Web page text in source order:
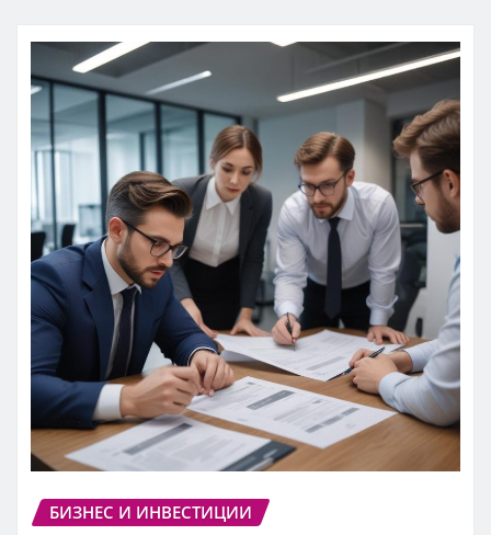
БИЗНЕС И ИНВЕСТИЦИИ